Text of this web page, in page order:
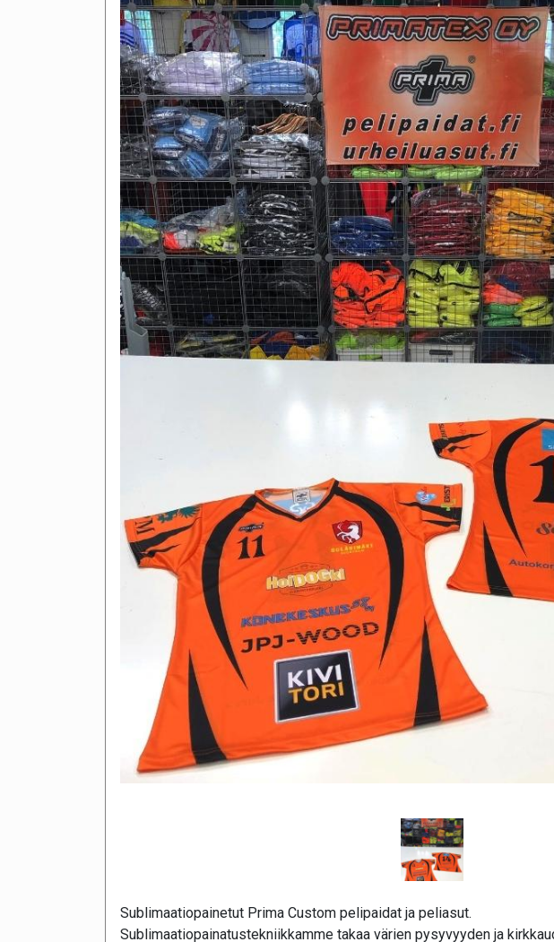
Sublimaatiopainetut Prima Custom pelipaidat ja peliasut.
Sublimaatiopainatustekniikkamme takaa värien pysyvyyden ja